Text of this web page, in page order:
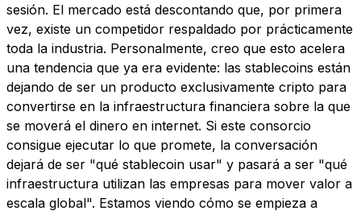
sesión. El mercado está descontando que, por primera
vez, existe un competidor respaldado por prácticamente
toda la industria. Personalmente, creo que esto acelera
una tendencia que ya era evidente: las stablecoins están
dejando de ser un producto exclusivamente cripto para
convertirse en la infraestructura financiera sobre la que
se moverá el dinero en internet. Si este consorcio
consigue ejecutar lo que promete, la conversación
dejará de ser "qué stablecoin usar" y pasará a ser "qué
infraestructura utilizan las empresas para mover valor a
escala global". Estamos viendo cómo se empieza a